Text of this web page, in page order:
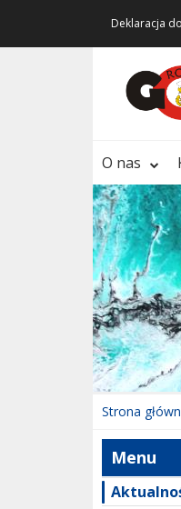
Deklaracja
O nas
Strona
Menu